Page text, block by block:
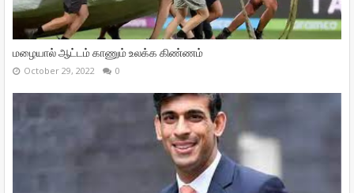
மழையால் ஆட்டம் காணும் உலக்க கிண்ணம்
October 29, 2022 0